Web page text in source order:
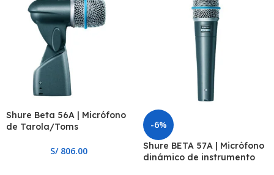
Shure Beta 56A | Micrófono
de Tarola/Toms
S/806.00
-6%
Shure BETA 57A | Micrófono
dinámico de instrumento